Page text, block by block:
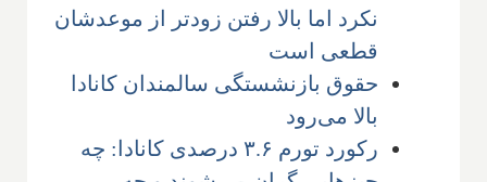
نکرد اما بالا رفتن زودتر از موعدشان
قطعی است
حقوق بازنشستگی سالمندان کانادا
بالا می‌رود
رکورد تورم ۳.۶ درصدی کانادا: چه